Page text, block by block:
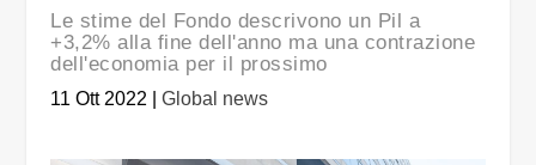
Le stime del Fondo descrivono un Pil a
+3,2% alla fine dell'anno ma una contrazione
dell'economia per il prossimo
11 Ott 2022 |Global news